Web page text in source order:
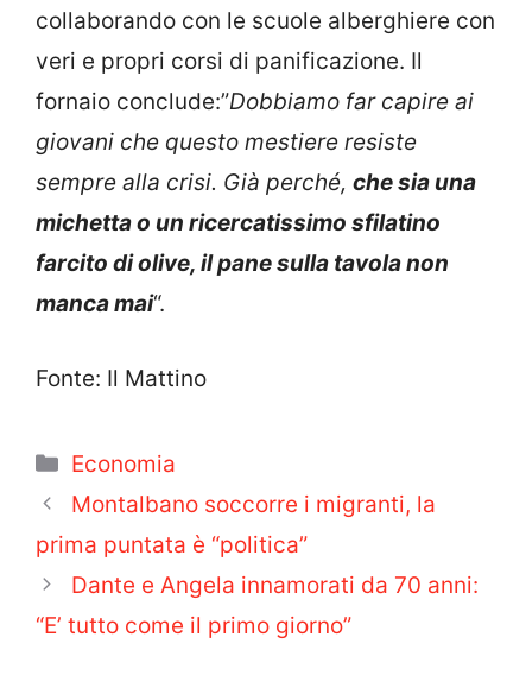
collaborando con le scuole alberghiere con
veri e propri corsi di panificazione. Il
fornaio conclude:”Dobbiamo far capire ai
giovani che questo mestiere resiste
sempre alla crisi. Già perché, che sia una
michetta o un ricercatissimo sfilatino
farcito di olive, il pane sulla tavola non
manca mai“.
Fonte: Il Mattino
Categorie
Economia
Montalbano soccorre i migranti, la
prima puntata è “politica”
Dante e Angela innamorati da 70 anni:
“E’ tutto come il primo giorno”